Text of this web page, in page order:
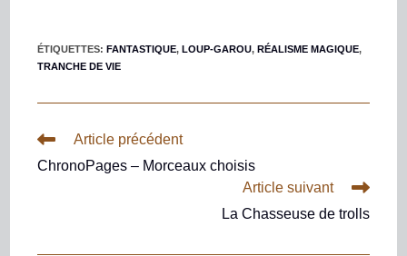
ÉTIQUETTES:FANTASTIQUE, LOUP-GAROU, RÉALISME MAGIQUE,
TRANCHE DE VIE
Article précédent
ChronoPages – Morceaux choisis
Article suivant
La Chasseuse de trolls